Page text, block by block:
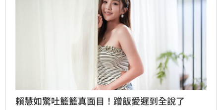
賴慧如驚吐籃籃真面目！蹭飯愛遲到全說了